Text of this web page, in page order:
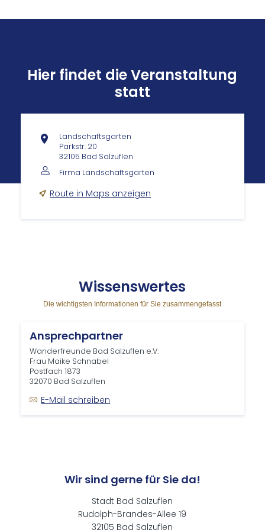
Hier findet die Veranstaltung
statt
Landschaftsgarten
Parkstr. 20
32105 Bad Salzuflen
Firma Landschaftsgarten
Route in Maps anzeigen
Wis­sens­wer­tes
Die wichtigsten Informationen für Sie zusammengefasst
Ansprechpartner
Wanderfreunde Bad Salzuflen e.V.
Frau Maike Schnabel
Postfach 1873
32070 Bad Salzuflen
E-Mail schreiben
Wir sind gerne für Sie da!
Stadt Bad Salzuflen
Rudolph-Brandes-Allee 19
32105 Bad Salzuflen